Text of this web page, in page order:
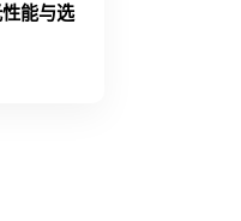
能与选